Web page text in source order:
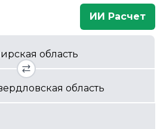
ИИ Расчет